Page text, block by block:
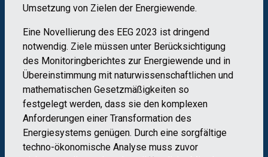
Umsetzung von Zielen der Energiewende.
Eine Novellierung des EEG 2023 ist dringend
notwendig. Ziele müssen unter Berücksichtigung
des Monitoringberichtes zur Energiewende und in
Übereinstimmung mit naturwissenschaftlichen und
mathematischen Gesetzmäßigkeiten so
festgelegt werden, dass sie den komplexen
Anforderungen einer Transformation des
Energiesystems genügen. Durch eine sorgfältige
techno-ökonomische Analyse muss zuvor